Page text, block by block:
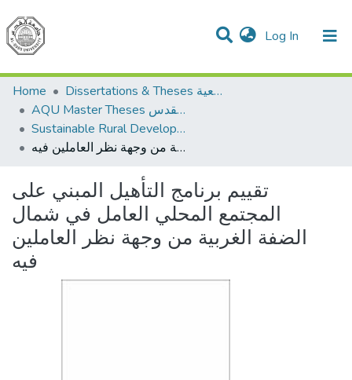
Log In (current)
Communities & Collections
All of DSpace
Home
Dissertations & Theses الرسائل الجامعية
AQU Master Theses الرسائل الجامعية الخاصة بجامعة القدس
Sustainable Rural Development التنمية الريفية المستدامة
تقييم برنامج التأهيل المبني على المجتمع المحلي العامل في شمال الضفة الغربية من وجهة نظر العاملين فيه
تقييم برنامج التأهيل المبني على
المجتمع المحلي العامل في شمال
الضفة الغربية من وجهة نظر العاملين
فيه